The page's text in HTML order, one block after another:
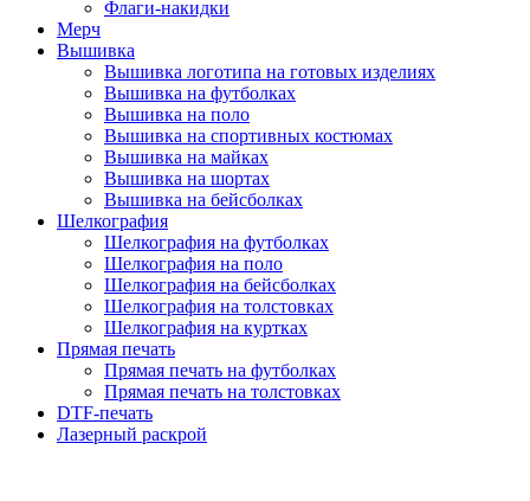
Флаги-накидки
Мерч
Вышивка
Вышивка логотипа на готовых изделиях
Вышивка на футболках
Вышивка на поло
Вышивка на спортивных костюмах
Вышивка на майках
Вышивка на шортах
Вышивка на бейсболках
Шелкография
Шелкография на футболках
Шелкография на поло
Шелкография на бейсболках
Шелкография на толстовках
Шелкография на куртках
Прямая печать
Прямая печать на футболках
Прямая печать на толстовках
DTF-печать
Лазерный раскрой